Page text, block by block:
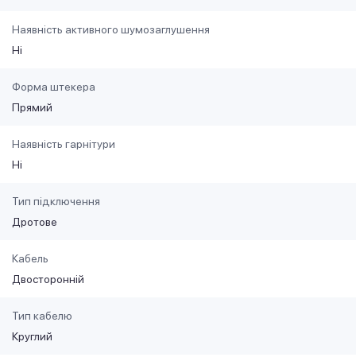
Наявність активного шумозаглушення
Ні
Форма штекера
Прямий
Наявність гарнітури
Ні
Тип підключення
Дротове
Кабель
Двосторонній
Тип кабелю
Круглий